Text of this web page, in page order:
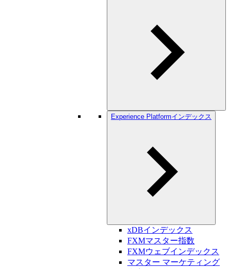
Experience Platformインデックス
xDBインデックス
FXMマスター指数
FXMウェブインデックス
マスター マーケティング